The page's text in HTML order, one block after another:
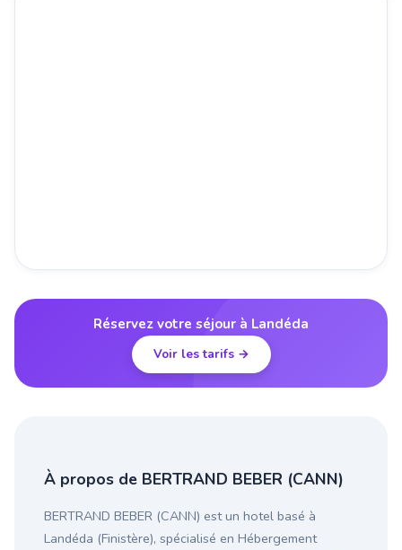
Réservez votre séjour à Landéda
Voir les tarifs →
À propos de BERTRAND BEBER (CANN)
BERTRAND BEBER (CANN) est un hotel basé à
Landéda (Finistère), spécialisé en Hébergement